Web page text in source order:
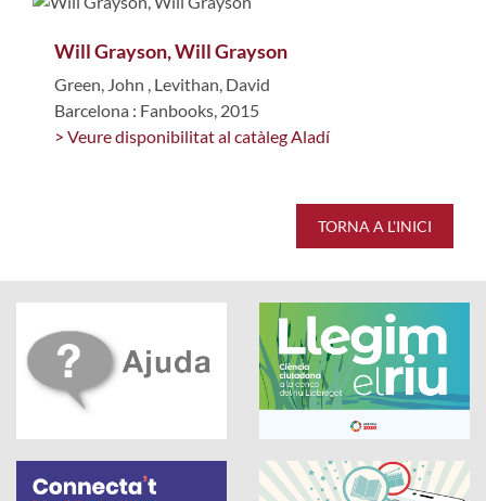
Will Grayson, Will Grayson
Green, John Levithan, David
Barcelona : Fanbooks, 2015
> Veure disponibilitat al catàleg Aladí
TORNA A L'INICI